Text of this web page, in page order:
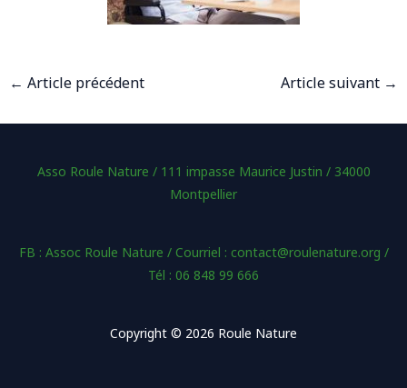
← Article précédent Article suivant →
Asso Roule Nature / 111 impasse Maurice Justin / 34000
Montpellier
FB : Assoc Roule Nature / Courriel : contact@roulenature.org /
Tél : 06 848 99 666
Copyright © 2026 Roule Nature